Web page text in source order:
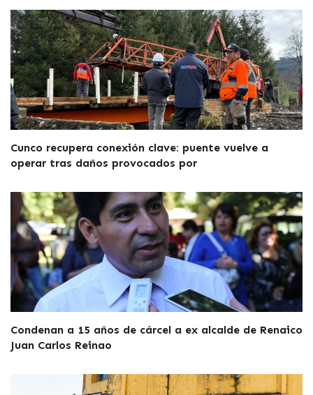
Cunco recupera conexión clave: puente vuelve a
operar tras daños provocados por
Condenan a 15 años de cárcel a ex alcalde de Renaico
Juan Carlos Reinao